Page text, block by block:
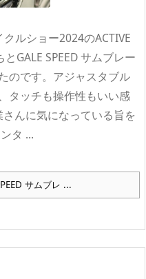
ルショー2024のACTIVE
GALE SPEED サムブレー
のです。アジャスタブル
タッチも操作性もいい感
んに気になっている旨を
タ ...
サムブレ ...